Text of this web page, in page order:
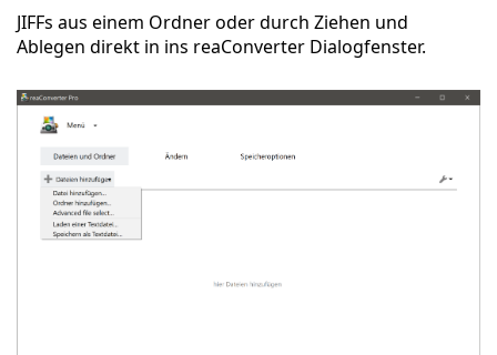
JIFFs aus einem Ordner oder durch Ziehen und
Ablegen direkt in ins reaConverter Dialogfenster.